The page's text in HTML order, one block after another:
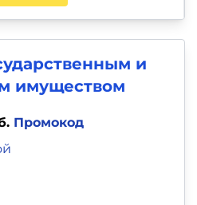
и
имуществом
Промокод